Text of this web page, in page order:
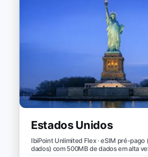
Estados Unidos
IbiPoint Unlimited Flex · eSIM pré-pago
dados) com 500MB de dados em alta